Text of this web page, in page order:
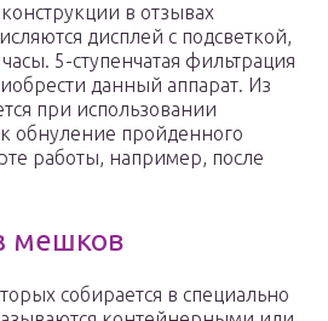
в отзывах
дисплей с подсветкой,
5-ступенчатая фильтрация
данный аппарат. Из
при использовании
обнуление пройденного
работы, например, после
мешков
собирается в специально